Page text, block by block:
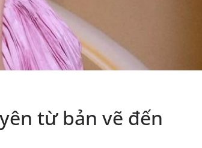
từ bản vẽ đến